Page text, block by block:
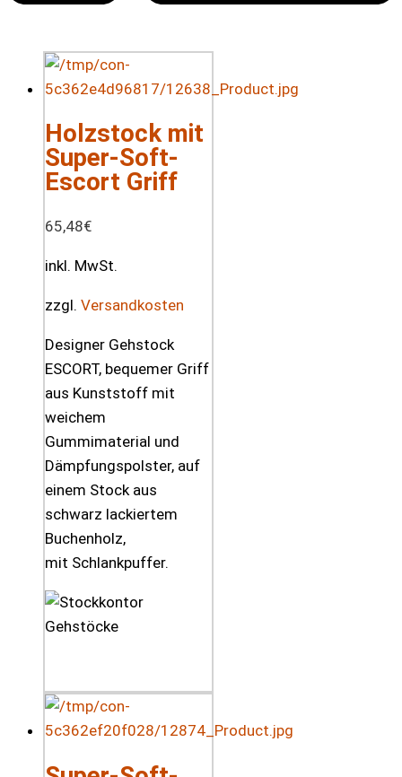
Holzstock mit
Super-Soft-
Escort Griff
65,48€
inkl. MwSt.
zzgl. Versandkosten
Designer Gehstock
ESCORT, bequemer Griff
aus Kunststoff mit
weichem
Gummimaterial und
Dämpfungspolster, auf
einem Stock aus
schwarz lackiertem
Buchenholz,
mit Schlankpuffer.